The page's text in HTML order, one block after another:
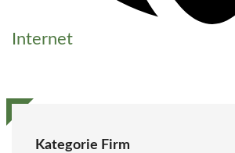
Internet
Kategorie Firm